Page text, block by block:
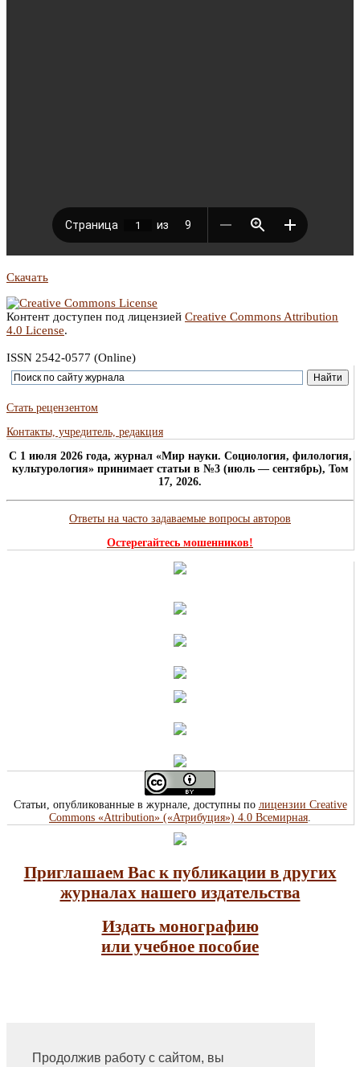
Продолжив работу с сайтом, вы
Скачать
Контент доступен под лицензией Creative Commons Attribution
4.0 License.
ISSN 2542-0577 (Online)
Стать рецензентом
Контакты, учредитель, редакция
C 1 июля 2026 года, журнал «Мир науки. Социология, филология,
культурология» принимает статьи в №3 (июль — сентябрь), Том
17, 2026.
Ответы на часто задаваемые вопросы авторов
Остерегайтесь мошенников!
Статьи, опубликованные в журнале, доступны по лицензии Creative
Commons «Attribution» («Атрибуция») 4.0 Всемирная.
Приглашаем Вас к публикации в других
журналах нашего издательства
Издать монографию
или учебное пособие